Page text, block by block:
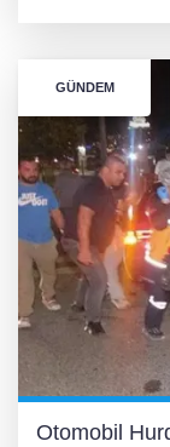
GÜNDEM
Otomobil